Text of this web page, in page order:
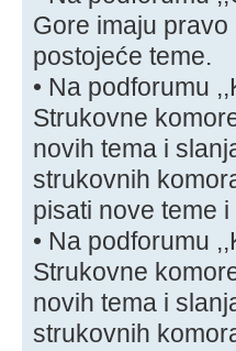
Gore imaju
postojeće teme.
• Na podforumu
Strukovne
novih tema i
strukovnih
pisati nove teme
• Na podforumu
Strukovne
novih tema i
strukovnih